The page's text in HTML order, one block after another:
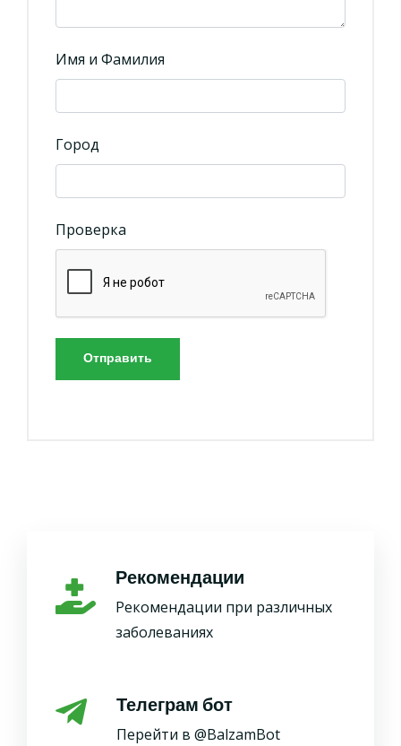
Имя и Фамилия
Город
Проверка
Отправить
Рекомендации
Рекомендации при различных
заболеваниях
Телеграм бот
Перейти в @BalzamBot